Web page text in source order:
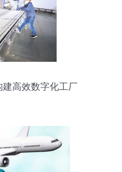
建高效数字化工厂